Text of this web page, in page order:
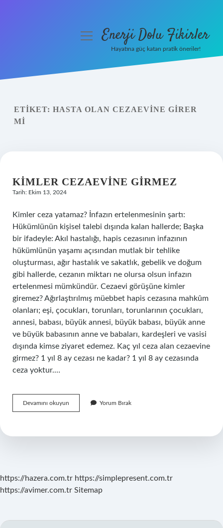
Yasal Uyarı
menüyüEnerji Dolu Fikirler
Hayatına güç katan pratik öneriler!
ETIKET: HASTA OLAN CEZAEVINE GIRER
MI
KIMLER CEZAEVINE GIRMEZ
Tarih: Ekim 13, 2024
Kimler ceza yatamaz? İnfazın ertelenmesinin şartı:
Hükümlünün kişisel talebi dışında kalan hallerde; Başka
bir ifadeyle: Akıl hastalığı, hapis cezasının infazının
hükümlünün yaşamı açısından mutlak bir tehlike
oluşturması, ağır hastalık ve sakatlık, gebelik ve doğum
gibi hallerde, cezanın miktarı ne olursa olsun infazın
ertelenmesi mümkündür. Cezaevi görüşüne kimler
giremez? Ağırlaştırılmış müebbet hapis cezasına mahkûm
olanları; eşi, çocukları, torunları, torunlarının çocukları,
annesi, babası, büyük annesi, büyük babası, büyük anne
ve büyük babasının anne ve babaları, kardeşleri ve vasisi
dışında kimse ziyaret edemez. Kaç yıl ceza alan cezaevine
girmez? 1 yıl 8 ay cezası ne kadar? 1 yıl 8 ay cezasında
ceza yoktur.…
Devamını okuyun
Cezaevine
Yorum Bırak
https://hazera.com.tr https://simplepresent.com.tr
https://avimer.com.tr Sitemap